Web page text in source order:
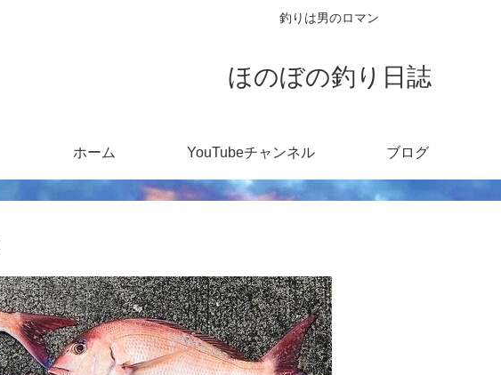
釣りは男のロマン
ほのぼの釣り日誌
ホーム YouTubeチャンネル ブログ